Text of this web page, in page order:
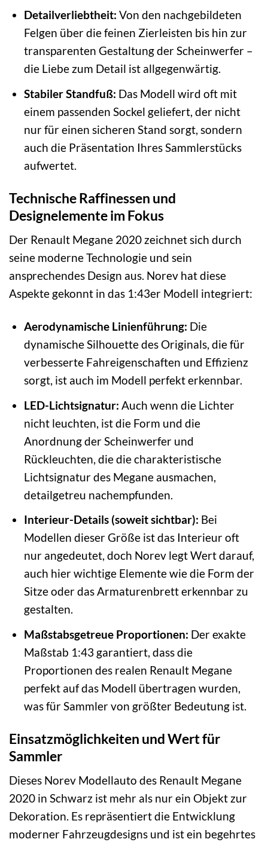
Detailverliebtheit: Von den nachgebildeten
Felgen über die feinen Zierleisten bis hin zur
transparenten Gestaltung der Scheinwerfer –
die Liebe zum Detail ist allgegenwärtig.
Stabiler Standfuß: Das Modell wird oft mit
einem passenden Sockel geliefert, der nicht
nur für einen sicheren Stand sorgt, sondern
auch die Präsentation Ihres Sammlerstücks
aufwertet.
Technische Raffinessen und
Designelemente im Fokus
Der Renault Megane 2020 zeichnet sich durch
seine moderne Technologie und sein
ansprechendes Design aus. Norev hat diese
Aspekte gekonnt in das 1:43er Modell integriert:
Aerodynamische Linienführung: Die
dynamische Silhouette des Originals, die für
verbesserte Fahreigenschaften und Effizienz
sorgt, ist auch im Modell perfekt erkennbar.
LED-Lichtsignatur: Auch wenn die Lichter
nicht leuchten, ist die Form und die
Anordnung der Scheinwerfer und
Rückleuchten, die die charakteristische
Lichtsignatur des Megane ausmachen,
detailgetreu nachempfunden.
Interieur-Details (soweit sichtbar): Bei
Modellen dieser Größe ist das Interieur oft
nur angedeutet, doch Norev legt Wert darauf,
auch hier wichtige Elemente wie die Form der
Sitze oder das Armaturenbrett erkennbar zu
gestalten.
Maßstabsgetreue Proportionen: Der exakte
Maßstab 1:43 garantiert, dass die
Proportionen des realen Renault Megane
perfekt auf das Modell übertragen wurden,
was für Sammler von größter Bedeutung ist.
Einsatzmöglichkeiten und Wert für
Sammler
Dieses Norev Modellauto des Renault Megane
2020 in Schwarz ist mehr als nur ein Objekt zur
Dekoration. Es repräsentiert die Entwicklung
moderner Fahrzeugdesigns und ist ein begehrtes